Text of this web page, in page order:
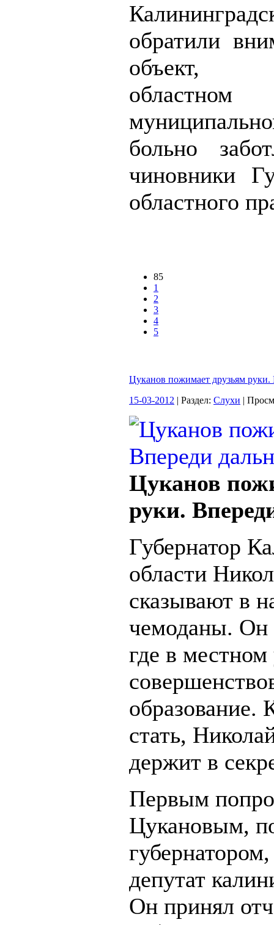
обратили
объект,
больно
чиновники
областного
85
1
2
3
4
5
Цуканов пожимает друзьям руки.
15-03-2012 | Раздел: Слухи |
Цуканов
руки.
Губернатор
области
сказывают в
чемоданы. Он
где в местном
образование.
стать,
держит в
Первым
Цукановым,
депутат
Он принял